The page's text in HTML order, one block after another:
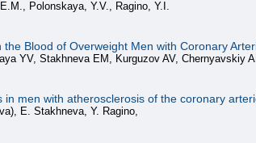
Polonskaya, Y.V., Ragino, Y.I.
Blood of Overweight Men with Coronary
YV, Stakhneva EM, Kurguzov AV, Chernyavskiy
men with atherosclerosis of the coronary
E. Stakhneva, Y. Ragino,